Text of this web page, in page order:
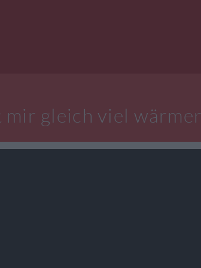
gleich viel wärmer